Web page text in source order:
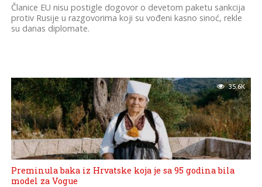
Članice EU nisu postigle dogovor o devetom paketu sankcija
protiv Rusije u razgovorima koji su vođeni kasno sinoć, rekle
su danas diplomate.
35.6K
Preminula baka iz Hrvatske koja je sa 95 godina bila
model za Vogue